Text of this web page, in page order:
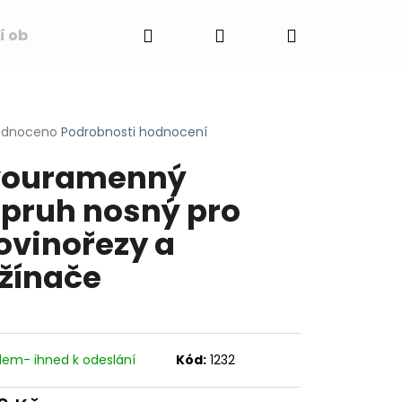
Napište nám
Hledat PřihlášeníNákupní
Podrobnosti hodnocení
nosný pro
a
ihned k odeslání Kód: 1232